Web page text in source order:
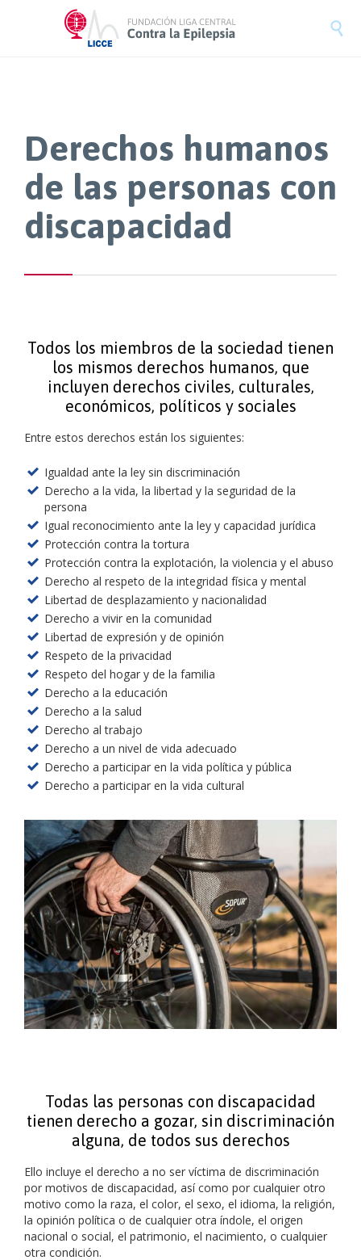

Derechos humanos
de las personas con
discapacidad
Todos los miembros de la sociedad tienen
los mismos derechos humanos, que
incluyen derechos civiles, culturales,
económicos, políticos y sociales
Entre estos derechos están los siguientes:
Igualdad ante la ley sin discriminación
Derecho a la vida, la libertad y la seguridad de la
persona
Igual reconocimiento ante la ley y capacidad jurídica
Protección contra la tortura
Protección contra la explotación, la violencia y el abuso
Derecho al respeto de la integridad física y mental
Libertad de desplazamiento y nacionalidad
Derecho a vivir en la comunidad
Libertad de expresión y de opinión
Respeto de la privacidad
Respeto del hogar y de la familia
Derecho a la educación
Derecho a la salud
Derecho al trabajo
Derecho a un nivel de vida adecuado
Derecho a participar en la vida política y pública
Derecho a participar en la vida cultural
Todas las personas con discapacidad
tienen derecho a gozar, sin discriminación
alguna, de todos sus derechos
Ello incluye el derecho a no ser víctima de discriminación
por motivos de discapacidad, así como por cualquier otro
motivo como la raza, el color, el sexo, el idioma, la religión,
la opinión política o de cualquier otra índole, el origen
nacional o social, el patrimonio, el nacimiento, o cualquier
otra condición.